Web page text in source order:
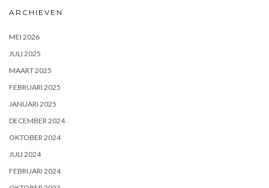
ARCHIEVEN
MEI 2026
JULI 2025
MAART 2025
FEBRUARI 2025
JANUARI 2025
DECEMBER 2024
OKTOBER 2024
JULI 2024
FEBRUARI 2024